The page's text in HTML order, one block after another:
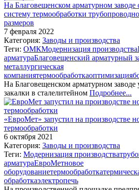
На Благовещенском арматурном заводе
систему термообработки
размеров
7 февраля 2022
Категория: Заводы и производства
Теги: ОМКМодернизация производства
арматураБлаговещенский арматурный
металлургическая
компаниятермообработкаоптимизация
На Благовещенском арматурном заводе
закалки в сталелитейном Подробнее...
«ЕвроМет» запустил на производстве
термообработки
6 октября 2021
Категория: Заводы и производства
Теги: Модернизация производства
арматураЕвроМетновое
оборудованиетермообработка
обработкаэлектропечь